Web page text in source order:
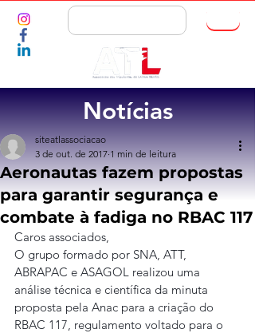
Notícias
Aeronautas fazem propostas
para garantir segurança e
combate à fadiga no RBAC 117
siteatlassociacao
3 de out. de 2017 1 min de leitura
Caros associados,
O grupo formado por SNA, ATT,
ABRAPAC e ASAGOL realizou uma
análise técnica e científica da minuta
proposta pela Anac para a criação do
RBAC 117, regulamento voltado para o